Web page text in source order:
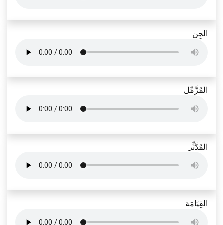
الجِن
المُزَّمِّل
المُدَّثِّر
القِيَامَة